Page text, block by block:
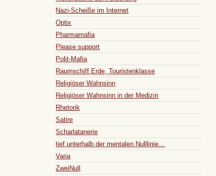
Nazi-Scheiße im Internet
Optix
Pharmamafia
Please support
Polit-Mafia
Raumschiff Erde, Touristenklasse
Religiöser Wahnsinn
Religiöser Wahnsinn in der Medizin
Rhetorik
Satire
Scharlatanerie
tief unterhalb der mentalen Nulllinie…
Varia
ZweiNull